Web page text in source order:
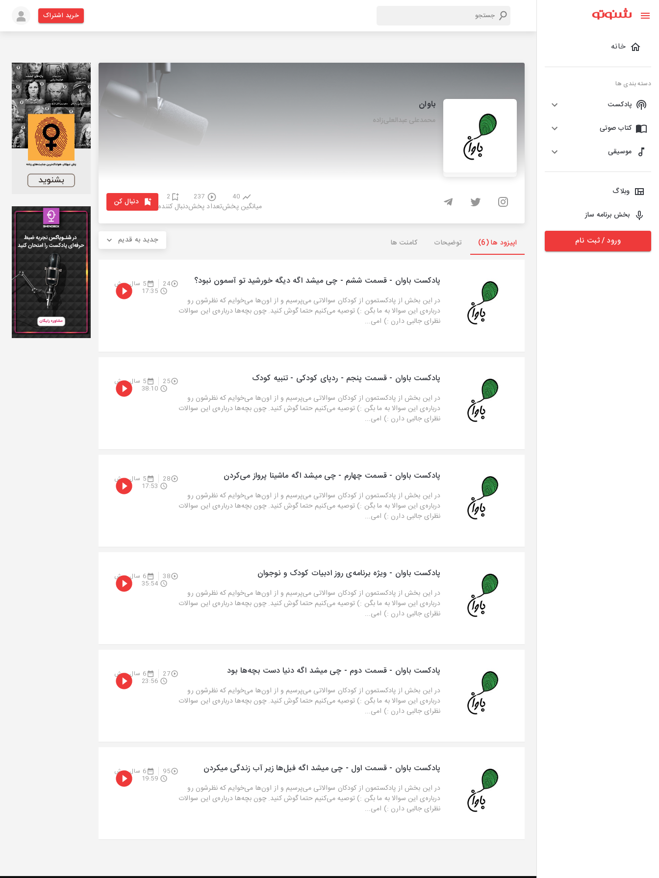
خانه
دسته بندی ها
پادکست
کتاب صوتی
موسیقی
وبلاگ
بخش برنامه ساز
ورود / ثبت نام
خرید اشتراک
باوان
محمدعلی عبدالعلی‌زاده
40
میانگین پخش
237
تعداد پخش
2
دنبال کننده دنبال کن
اپیزود ها (6) توضیحات کامنت ها جدید به قدیم
پادکست باوان - قسمت ششم - چی میشد اگه دیگه خورشید تو آسمون نبود؟ 24 5 سال پیش
در این بخش از پادکستمون از کودکان سوالاتی می‌پرسیم و از اون‌ها می‌خوایم که نظرشون رو
درباره‌ی این سوالا به ما بگن :) توصیه می‌کنیم حتما گوش کنید. چون بچه‌ها درباره‌ی این سوالات
نظرای جالبی دارن :) امی...
17:35
پادکست باوان - قسمت پنجم - ردپای کودکی - تنبیه کودک 25 5 سال پیش
در این بخش از پادکستمون از کودکان سوالاتی می‌پرسیم و از اون‌ها می‌خوایم که نظرشون رو
درباره‌ی این سوالا به ما بگن :) توصیه می‌کنیم حتما گوش کنید. چون بچه‌ها درباره‌ی این سوالات
نظرای جالبی دارن :) امی...
38:10
پادکست باوان - قسمت چهارم - چی میشد اگه ماشینا پرواز می‌کردن 28 5 سال پیش
در این بخش از پادکستمون از کودکان سوالاتی می‌پرسیم و از اون‌ها می‌خوایم که نظرشون رو
درباره‌ی این سوالا به ما بگن :) توصیه می‌کنیم حتما گوش کنید. چون بچه‌ها درباره‌ی این سوالات
نظرای جالبی دارن :) امی...
17:53
پادکست باوان - ویژه برنامه‌ی روز ادبیات کودک و نوجوان 38 6 سال پیش
در این بخش از پادکستمون از کودکان سوالاتی می‌پرسیم و از اون‌ها می‌خوایم که نظرشون رو
درباره‌ی این سوالا به ما بگن :) توصیه می‌کنیم حتما گوش کنید. چون بچه‌ها درباره‌ی این سوالات
نظرای جالبی دارن :) امی...
35:54
پادکست باوان - قسمت دوم - چی میشد اگه دنیا دست بچه‌ها بود 27 6 سال پیش
در این بخش از پادکستمون از کودکان سوالاتی می‌پرسیم و از اون‌ها می‌خوایم که نظرشون رو
درباره‌ی این سوالا به ما بگن :) توصیه می‌کنیم حتما گوش کنید. چون بچه‌ها درباره‌ی این سوالات
نظرای جالبی دارن :) امی...
23:56
پادکست باوان - قسمت اول - چی میشد اگه فیل‌ها زیر آب زندگی میکردن 95 6 سال پیش
در این بخش از پادکستمون از کودکان سوالاتی می‌پرسیم و از اون‌ها می‌خوایم که نظرشون رو
درباره‌ی این سوالا به ما بگن :) توصیه می‌کنیم حتما گوش کنید. چون بچه‌ها درباره‌ی این سوالات
نظرای جالبی دارن :) امی...
19:59